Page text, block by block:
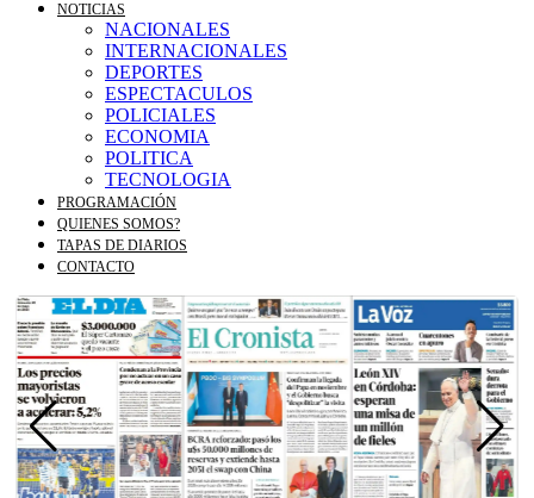
NOTICIAS
NACIONALES
INTERNACIONALES
DEPORTES
ESPECTACULOS
POLICIALES
ECONOMIA
POLITICA
TECNOLOGIA
PROGRAMACIÓN
QUIENES SOMOS?
TAPAS DE DIARIOS
CONTACTO